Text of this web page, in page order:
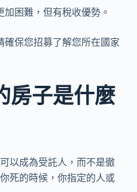
困難，但有稅收優勢。
確保您招募了解您所在國家
房子是什麼
以成為受託人，而不是徹
死的時候，你指定的人或